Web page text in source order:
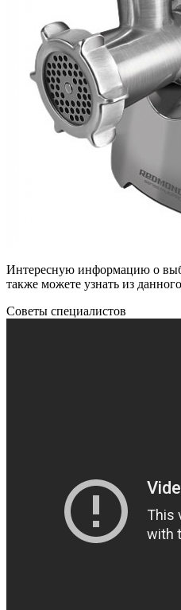
Интересную информацию о
также можете узнать из
Советы специалистов